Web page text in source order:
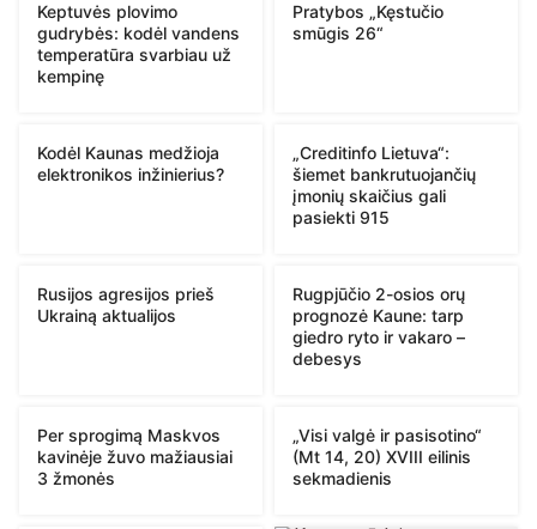
Keptuvės plovimo
gudrybės: kodėl vandens
temperatūra svarbiau už
kempinę
Pratybos „Kęstučio
smūgis 26“
Kodėl Kaunas medžioja
elektronikos inžinierius?
„Creditinfo Lietuva“:
šiemet bankrutuojančių
įmonių skaičius gali
pasiekti 915
Rusijos agresijos prieš
Ukrainą aktualijos
Rugpjūčio 2-osios orų
prognozė Kaune: tarp
giedro ryto ir vakaro –
debesys
Per sprogimą Maskvos
kavinėje žuvo mažiausiai
3 žmonės
„Visi valgė ir pasisotino“
(Mt 14, 20) XVIII eilinis
sekmadienis